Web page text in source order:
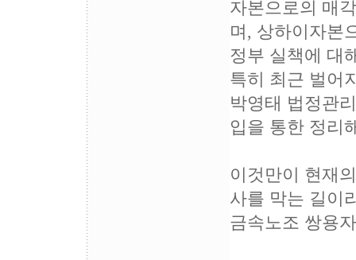
자본으로의 매
며, 상하이자본
정부 실책에 대
특히 최근 벌어
박영태 법정관
입을 통한 정리
이것만이 현재
사를 막는 길이
금속노조 쌍용